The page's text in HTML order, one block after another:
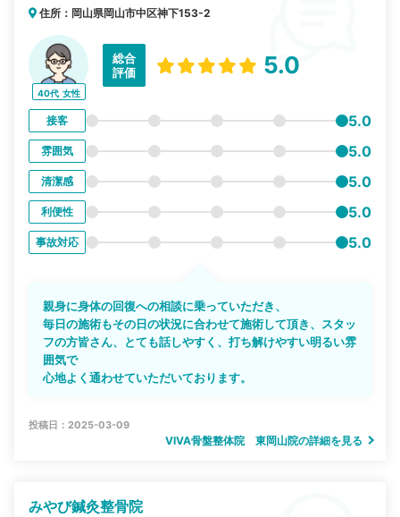
住所：岡山県岡山市中区神下153-2
40代 女性
総合
評価
5.0
接客 5.0
雰囲気 5.0
清潔感 5.0
利便性 5.0
事故対応 5.0
親身に身体の回復への相談に乗っていただき、
毎日の施術もその日の状況に合わせて施術して頂き、スタッ
フの方皆さん、とても話しやすく、打ち解けやすい明るい雰
囲気で
心地よく通わせていただいております。
投稿日：2025-03-09
VIVA骨盤整体院 東岡山院の詳細を見る
みやび鍼灸整骨院